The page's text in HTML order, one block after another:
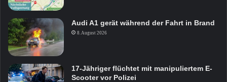
Audi A1 gerät während der Fahrt in Brand
8. August 2026
17-Jähriger flüchtet mit manipuliertem E-
Scooter vor Polizei